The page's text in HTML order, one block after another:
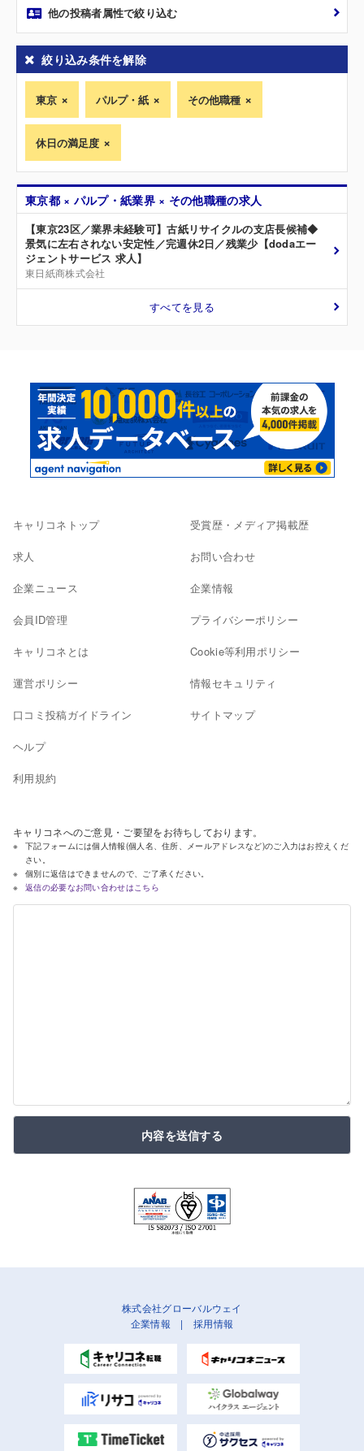
他の投稿者属性で絞り込む
絞り込み条件を解除
東京 パルプ・紙 その他職種
休日の満足度
東京都 × パルプ・紙業界 × その他職種の求人
【東京23区／業界未経験可】古紙リサイクルの支店長候補◆
景気に左右されない安定性／完週休2日／残業少【dodaエー
ジェントサービス 求人】
東日紙商株式会社
すべてを見る
キャリコネトップ
求人
企業ニュース
会員ID管理
キャリコネとは
運営ポリシー
口コミ投稿ガイドライン
ヘルプ
利用規約
受賞歴・メディア掲載歴
お問い合わせ
企業情報
プライバシーポリシー
Cookie等利用ポリシー
情報セキュリティ
サイトマップ
キャリコネへのご意見・ご要望をお待ちしております。
下記フォームには個人情報(個人名、住所、メールアドレスなど)のご入力はお控えくだ
さい。
個別に返信はできませんので、ご了承ください。
返信の必要なお問い合わせはこちら
内容を送信する
株式会社グローバルウェイ
企業情報 | 採用情報